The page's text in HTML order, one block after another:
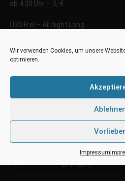
Wir verwenden Cookies, um unsere
optimieren.
Impressum
ab 4:30 Uhr – 3,-€
Ü30 Frei – All night Long
►Doors Open: 23:00 Uhr
PROMOTION
DATE 21.11.2015